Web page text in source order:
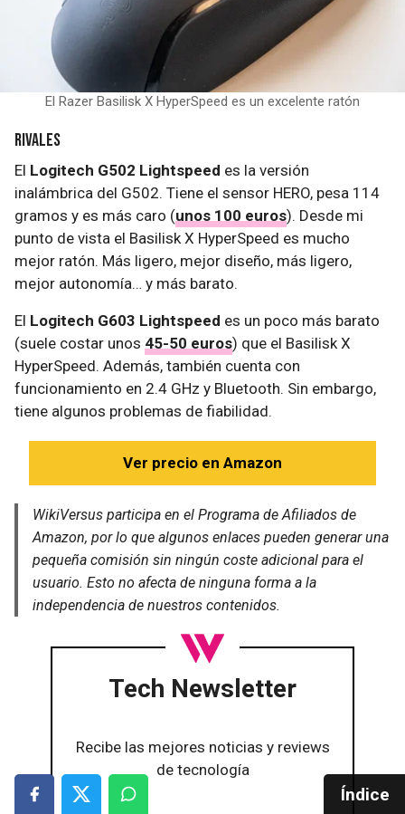
El Razer Basilisk X HyperSpeed es un excelente ratón
Rivales
El Logitech G502 Lightspeed es la versión
inalámbrica del G502. Tiene el sensor HERO, pesa 114
gramos y es más caro (unos 100 euros). Desde mi
punto de vista el Basilisk X HyperSpeed es mucho
mejor ratón. Más ligero, mejor diseño, más ligero,
mejor autonomía… y más barato.
El Logitech G603 Lightspeed es un poco más barato
(suele costar unos 45-50 euros) que el Basilisk X
HyperSpeed. Además, también cuenta con
funcionamiento en 2.4 GHz y Bluetooth. Sin embargo,
tiene algunos problemas de fiabilidad.
Ver precio en Amazon
WikiVersus participa en el Programa de Afiliados de
Amazon, por lo que algunos enlaces pueden generar una
pequeña comisión sin ningún coste adicional para el
usuario. Esto no afecta de ninguna forma a la
independencia de nuestros contenidos.
Tech Newsletter
Recibe las mejores noticias y reviews
de tecnología
Índice